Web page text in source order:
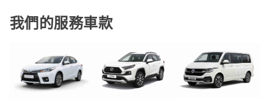
我們的服務車款